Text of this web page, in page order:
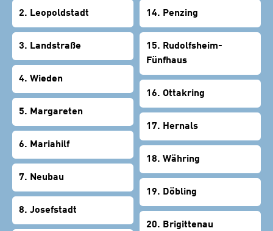
2. Leopoldstadt
3. Landstraße
4. Wieden
5. Margareten
6. Mariahilf
7. Neubau
8. Josefstadt
14. Penzing
15. Rudolfsheim-
Fünfhaus
16. Ottakring
17. Hernals
18. Währing
19. Döbling
20. Brigittenau